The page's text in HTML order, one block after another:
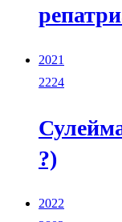
2021
2224
?)
2022